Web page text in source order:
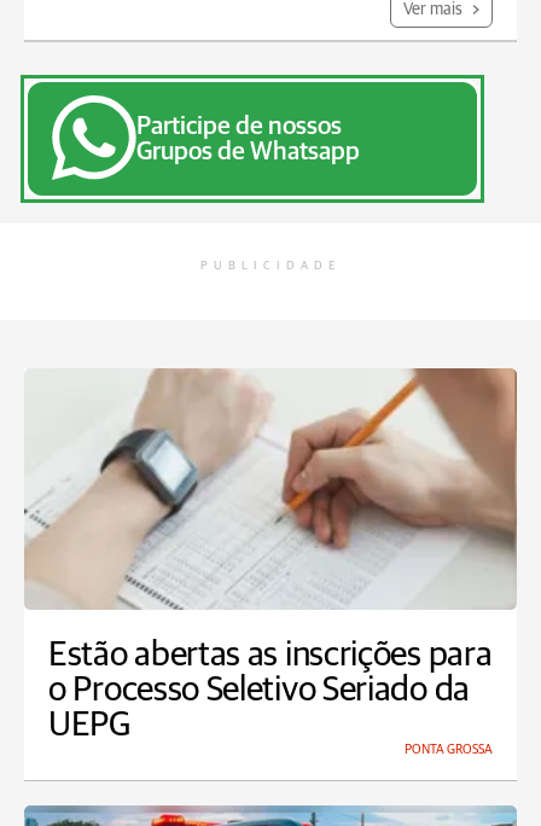
Ver mais
Participe de nossos
Grupos de Whatsapp
PUBLICIDADE
Estão abertas as inscrições para
o Processo Seletivo Seriado da
UEPG
PONTA GROSSA